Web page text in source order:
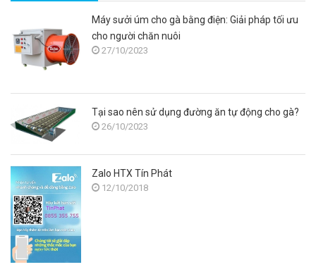
Máy sưởi úm cho gà bằng điện: Giải pháp tối ưu
cho người chăn nuôi
27/10/2023
Tại sao nên sử dụng đường ăn tự động cho gà?
26/10/2023
Zalo HTX Tín Phát
12/10/2018